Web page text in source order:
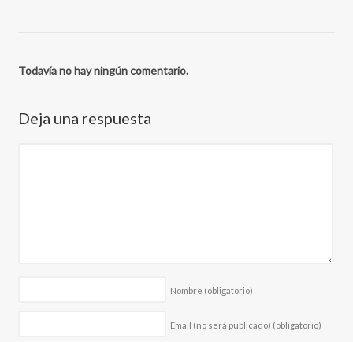
Todavía no hay ningún comentario.
Deja una respuesta
Nombre (obligatorio)
Email (no será publicado) (obligatorio)